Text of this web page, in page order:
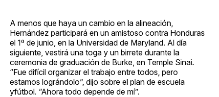
A menos que haya un cambio en la alineación,
Hernández participará en un amistoso contra Honduras
el 1º de junio, en la Universidad de Maryland. Al día
siguiente, vestirá una toga y un birrete durante la
ceremonia de graduación de Burke, en Temple Sinai.
“Fue difícil organizar el trabajo entre todos, pero
estamos lográndolo”, dijo sobre el plan de escuela
yfútbol. “Ahora todo depende de mí”.